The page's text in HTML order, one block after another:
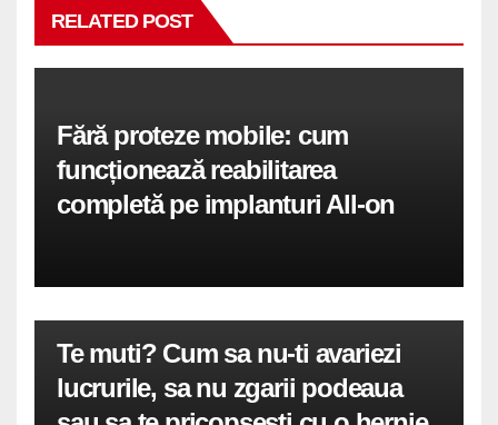
RELATED POST
Fără proteze mobile: cum
funcționează reabilitarea
completă pe implanturi All-on
Te muti? Cum sa nu-ti avariezi
lucrurile, sa nu zgarii podeaua